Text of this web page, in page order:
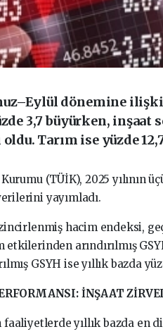
dönemine
3,7 büyürken, inşaat
Tarım ise yüzde
(TÜİK), 2025 yılının
yayımladı.
hacim endeksi,
arındırılmış
GSYH ise yıllık bazda
İNŞAAT
faaliyetlerde yıllık bazda en